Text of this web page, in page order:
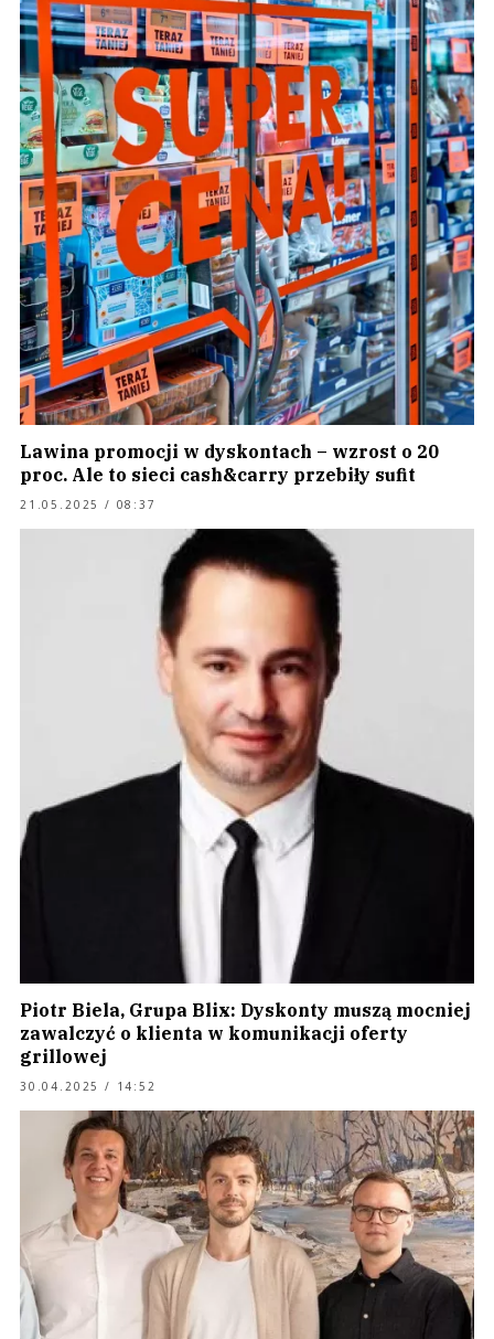
Lawina promocji w dyskontach – wzrost o 20
proc. Ale to sieci cash&carry przebiły sufit
21.05.2025 / 08:37
Piotr Biela, Grupa Blix: Dyskonty muszą mocniej
zawalczyć o klienta w komunikacji oferty
grillowej
30.04.2025 / 14:52